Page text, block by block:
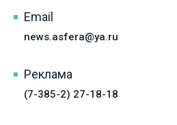
Email
news.asfera@ya.ru
Реклама
(7-385-2) 27-18-18